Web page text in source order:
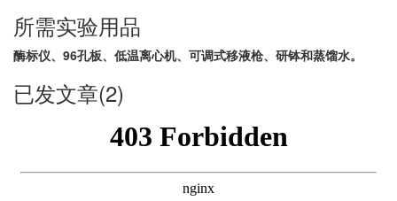
所需实验用品
酶标仪、96孔板、低温离心机、可调式移液枪、研钵和蒸馏水。
已发文章(2)